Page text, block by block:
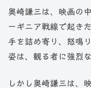
奥崎謙三は、映画の
ーギニア戦線で起き
手を詰め寄り、怒鳴
姿は、観る者に強烈
しかし奥崎謙三は、